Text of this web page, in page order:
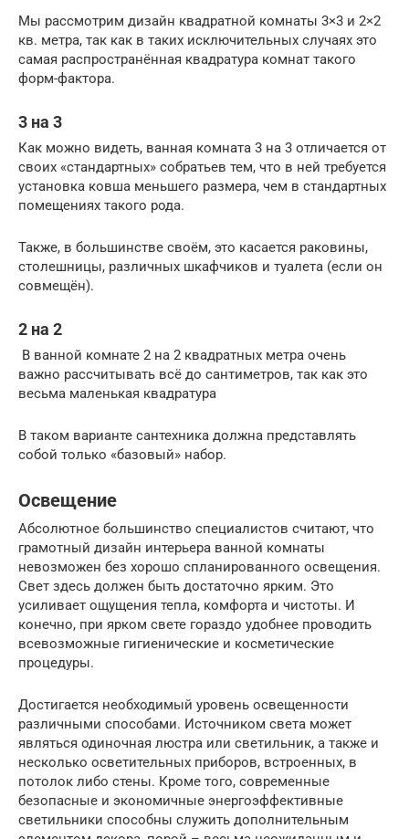
Мы рассмотрим дизайн квадратной комнаты 3×3 и 2×2
кв. метра, так как в таких исключительных случаях это
самая распространённая квадратура комнат такого
форм-фактора.
3 на 3
Как можно видеть, ванная комната 3 на 3 отличается от
своих «стандартных» собратьев тем, что в ней требуется
установка ковша меньшего размера, чем в стандартных
помещениях такого рода.
Также, в большинстве своём, это касается раковины,
столешницы, различных шкафчиков и туалета (если он
совмещён).
2 на 2
В ванной комнате 2 на 2 квадратных метра очень
важно рассчитывать всё до сантиметров, так как это
весьма маленькая квадратура
В таком варианте сантехника должна представлять
собой только «базовый» набор.
Освещение
Абсолютное большинство специалистов считают, что
грамотный дизайн интерьера ванной комнаты
невозможен без хорошо спланированного освещения.
Свет здесь должен быть достаточно ярким. Это
усиливает ощущения тепла, комфорта и чистоты. И
конечно, при ярком свете гораздо удобнее проводить
всевозможные гигиенические и косметические
процедуры.
Достигается необходимый уровень освещенности
различными способами. Источником света может
являться одиночная люстра или светильник, а также и
несколько осветительных приборов, встроенных, в
потолок либо стены. Кроме того, современные
безопасные и экономичные энергоэффективные
светильники способны служить дополнительным